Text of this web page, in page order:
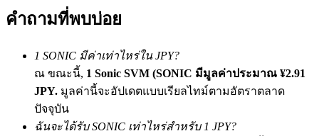
BTC Welcome Rewards
คำถามที่พบบ่อย
1 SONIC มีค่าเท่าไหร่ใน JPY?
ณ ขณะนี้, 1 Sonic SVM (SONIC มีมูลค่าประมาณ ¥2.91
JPY. มูลค่านี้จะอัปเดตแบบเรียลไทม์ตามอัตราตลาด
ปัจจุบัน
ฉันจะได้รับ SONIC เท่าไหร่สำหรับ 1 JPY?